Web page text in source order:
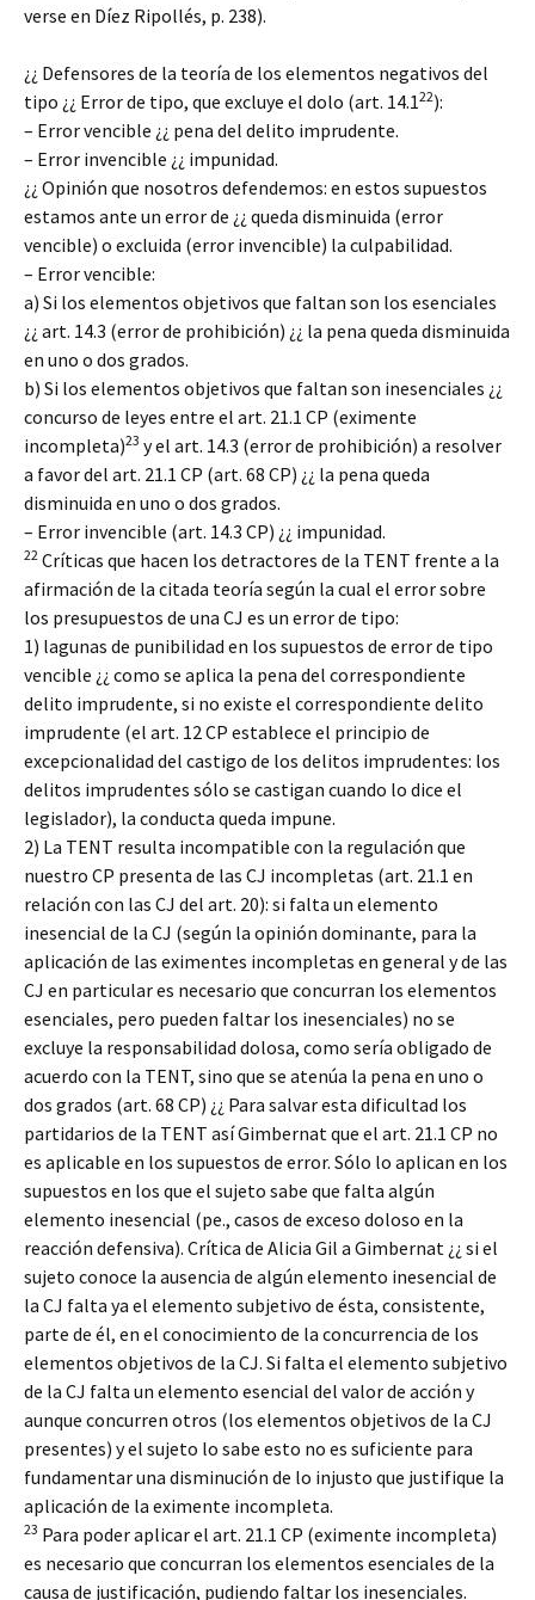
verse en Díez Ripollés, p. 238).
¿¿ Defensores de la teoría de los elementos negativos del
tipo ¿¿ Error de tipo, que excluye el dolo (art. 14.122):
– Error vencible ¿¿ pena del delito imprudente.
– Error invencible ¿¿ impunidad.
¿¿ Opinión que nosotros defendemos: en estos supuestos
estamos ante un error de ¿¿ queda disminuida (error
vencible) o excluida (error invencible) la culpabilidad.
– Error vencible:
a) Si los elementos objetivos que faltan son los esenciales
¿¿ art. 14.3 (error de prohibición) ¿¿ la pena queda disminuida
en uno o dos grados.
b) Si los elementos objetivos que faltan son inesenciales ¿¿
concurso de leyes entre el art. 21.1 CP (eximente
incompleta)23 y el art. 14.3 (error de prohibición) a resolver
a favor del art. 21.1 CP (art. 68 CP) ¿¿ la pena queda
disminuida en uno o dos grados.
– Error invencible (art. 14.3 CP) ¿¿ impunidad.
22 Críticas que hacen los detractores de la TENT frente a la
afirmación de la citada teoría según la cual el error sobre
los presupuestos de una CJ es un error de tipo:
1) lagunas de punibilidad en los supuestos de error de tipo
vencible ¿¿ como se aplica la pena del correspondiente
delito imprudente, si no existe el correspondiente delito
imprudente (el art. 12 CP establece el principio de
excepcionalidad del castigo de los delitos imprudentes: los
delitos imprudentes sólo se castigan cuando lo dice el
legislador), la conducta queda impune.
2) La TENT resulta incompatible con la regulación que
nuestro CP presenta de las CJ incompletas (art. 21.1 en
relación con las CJ del art. 20): si falta un elemento
inesencial de la CJ (según la opinión dominante, para la
aplicación de las eximentes incompletas en general y de las
CJ en particular es necesario que concurran los elementos
esenciales, pero pueden faltar los inesenciales) no se
excluye la responsabilidad dolosa, como sería obligado de
acuerdo con la TENT, sino que se atenúa la pena en uno o
dos grados (art. 68 CP) ¿¿ Para salvar esta dificultad los
partidarios de la TENT así Gimbernat que el art. 21.1 CP no
es aplicable en los supuestos de error. Sólo lo aplican en los
supuestos en los que el sujeto sabe que falta algún
elemento inesencial (pe., casos de exceso doloso en la
reacción defensiva). Crítica de Alicia Gil a Gimbernat ¿¿ si el
sujeto conoce la ausencia de algún elemento inesencial de
la CJ falta ya el elemento subjetivo de ésta, consistente,
parte de él, en el conocimiento de la concurrencia de los
elementos objetivos de la CJ. Si falta el elemento subjetivo
de la CJ falta un elemento esencial del valor de acción y
aunque concurren otros (los elementos objetivos de la CJ
presentes) y el sujeto lo sabe esto no es suficiente para
fundamentar una disminución de lo injusto que justifique la
aplicación de la eximente incompleta.
23 Para poder aplicar el art. 21.1 CP (eximente incompleta)
es necesario que concurran los elementos esenciales de la
causa de justificación, pudiendo faltar los inesenciales.